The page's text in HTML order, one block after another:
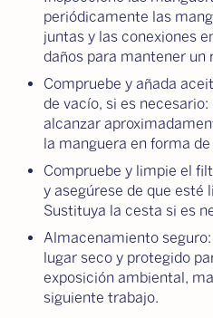
periódicamente las
juntas y las conexiones
daños para mantener un
Compruebe y añada
de vacío, si es
alcanzar
la manguera en forma de
Compruebe y limpie el
y asegúrese de que esté
Sustituya la cesta si es
Almacenamiento
lugar seco y protegido
exposición ambiental,
siguiente trabajo.